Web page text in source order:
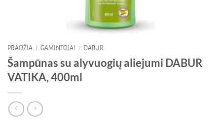
PRADŽIA / GAMINTOJAI / DABUR
Šampūnas su alyvuogių aliejumi DABUR
VATIKA, 400ml